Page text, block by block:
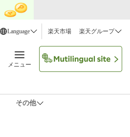
Language 楽天市場 楽天グループ
メニュー
その他